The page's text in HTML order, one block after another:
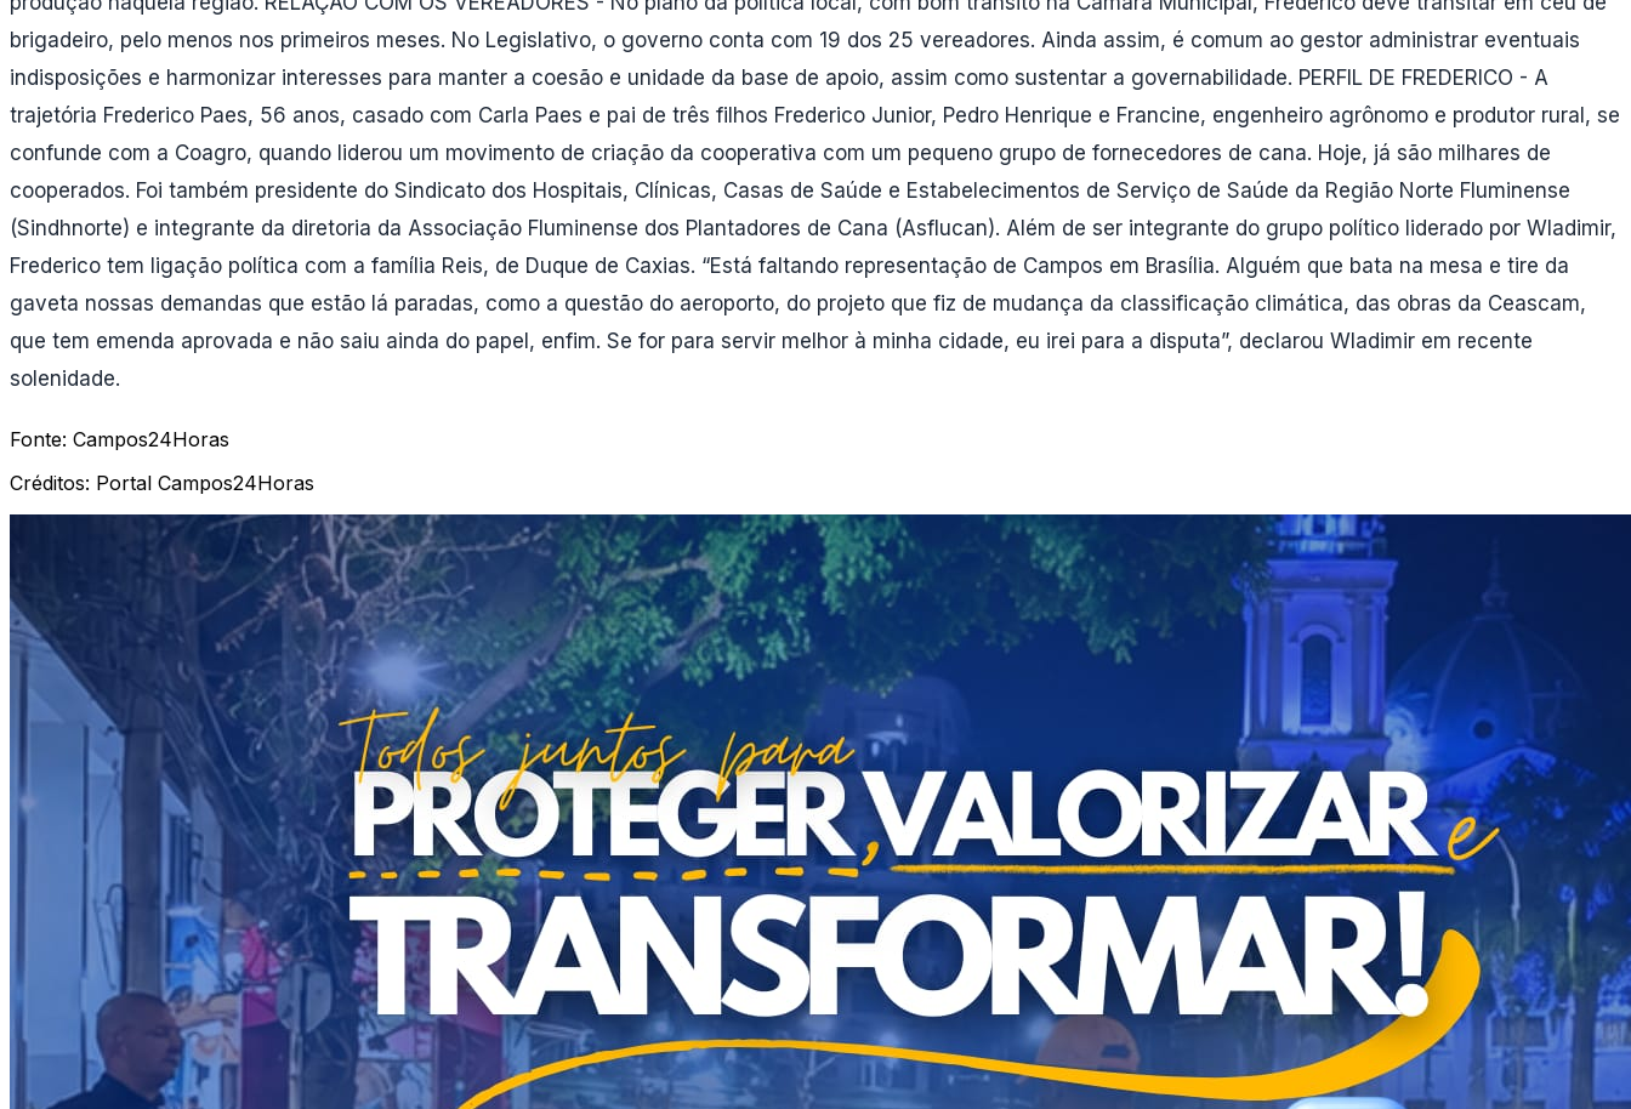
brigadeiro, pelo menos nos primeiros meses. No Legislativo, o governo conta com 19 dos 25 vereadores. Ainda assim, é comum ao gestor administrar eventuais
indisposições e harmonizar interesses para manter a coesão e unidade da base de apoio, assim como sustentar a governabilidade. PERFIL DE FREDERICO - A
trajetória Frederico Paes, 56 anos, casado com Carla Paes e pai de três filhos Frederico Junior, Pedro Henrique e Francine, engenheiro agrônomo e produtor rural, se
confunde com a Coagro, quando liderou um movimento de criação da cooperativa com um pequeno grupo de fornecedores de cana. Hoje, já são milhares de
cooperados. Foi também presidente do Sindicato dos Hospitais, Clínicas, Casas de Saúde e Estabelecimentos de Serviço de Saúde da Região Norte Fluminense
(Sindhnorte) e integrante da diretoria da Associação Fluminense dos Plantadores de Cana (Asflucan). Além de ser integrante do grupo político liderado por Wladimir,
Frederico tem ligação política com a família Reis, de Duque de Caxias. “Está faltando representação de Campos em Brasília. Alguém que bata na mesa e tire da
gaveta nossas demandas que estão lá paradas, como a questão do aeroporto, do projeto que fiz de mudança da classificação climática, das obras da Ceascam,
que tem emenda aprovada e não saiu ainda do papel, enfim. Se for para servir melhor à minha cidade, eu irei para a disputa”, declarou Wladimir em recente
solenidade.
Fonte: Campos24Horas
Créditos: Portal Campos24Horas